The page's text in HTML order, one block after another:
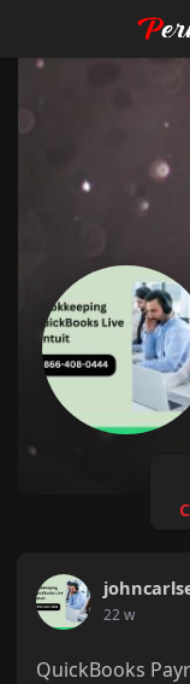
22 w
QuickBooks